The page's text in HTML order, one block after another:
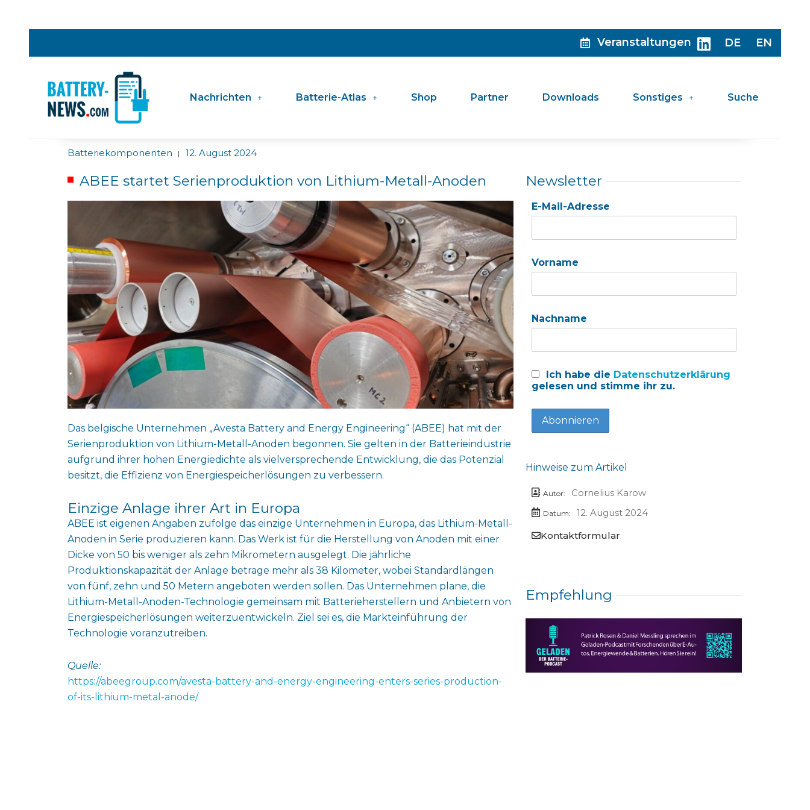
Veranstaltungen DE EN
Nachrichten Batterie-Atlas Shop Partner Downloads Sonstiges Suche
Batteriekomponenten | 12. August 2024
ABEE startet Serienproduktion von Lithium-Metall-Anoden
Das belgische Unternehmen „Avesta Battery and Energy Engineering“ (ABEE) hat mit der
Serienproduktion von Lithium-Metall-Anoden begonnen. Sie gelten in der Batterieindustrie
aufgrund ihrer hohen Energiedichte als vielversprechende Entwicklung, die das Potenzial
besitzt, die Effizienz von Energiespeicherlösungen zu verbessern.
Einzige Anlage ihrer Art in Europa
ABEE ist eigenen Angaben zufolge das einzige Unternehmen in Europa, das Lithium-Metall-
Anoden in Serie produzieren kann. Das Werk ist für die Herstellung von Anoden mit einer
Dicke von 50 bis weniger als zehn Mikrometern ausgelegt. Die jährliche
Produktionskapazität der Anlage betrage mehr als 38 Kilometer, wobei Standardlängen
von fünf, zehn und 50 Metern angeboten werden sollen. Das Unternehmen plane, die
Lithium-Metall-Anoden-Technologie gemeinsam mit Batterieherstellern und Anbietern von
Energiespeicherlösungen weiterzuentwickeln. Ziel sei es, die Markteinführung der
Technologie voranzutreiben.
Quelle:
https://abeegroup.com/avesta-battery-and-energy-engineering-enters-series-production-
of-its-lithium-metal-anode/
Newsletter
E-Mail-Adresse
Vorname
Nachname
Ich habe die Datenschutzerklärung
gelesen und stimme ihr zu.
Hinweise zum Artikel
Autor: Cornelius Karow
Datum:
12. August 2024
Kontaktformular
Empfehlung